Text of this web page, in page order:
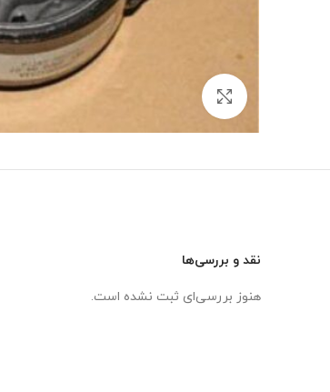
نقد و بررسی‌ها
هنوز بررسی‌ای ثبت نشده است.